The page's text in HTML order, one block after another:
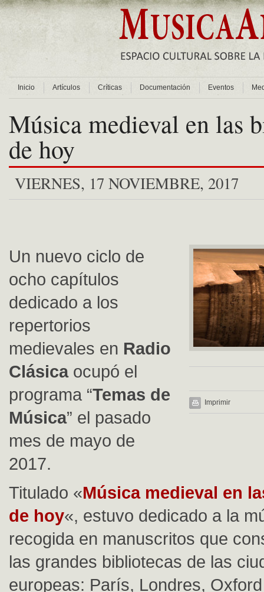
Inicio Artículos Críticas Documentación Eventos
Música medieval en las
de hoy
VIERNES, 17 NOVIEMBRE, 2017
Imprimir
Un nuevo ciclo de
ocho capítulos
dedicado a los
repertorios
medievales en Radio
Clásicaocupó el
programa “Temas de
Música” el pasado
mes de mayo de
2017.
Titulado «Música medieval en
de hoy«, estuvo dedicado a la
recogida en manuscritos que
las grandes bibliotecas de las
europeas: París, Londres,